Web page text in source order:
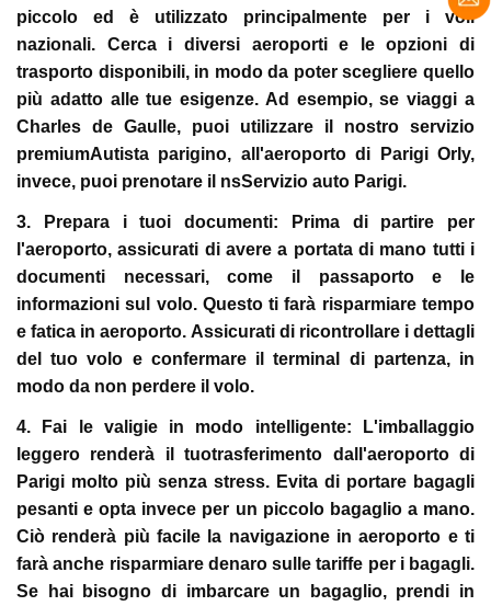
piccolo ed è utilizzato principalmente per i voli
nazionali. Cerca i diversi aeroporti e le opzioni di
trasporto disponibili, in modo da poter scegliere quello
più adatto alle tue esigenze. Ad esempio, se viaggi a
Charles de Gaulle, puoi utilizzare il nostro servizio
premiumAutista parigino, all'aeroporto di Parigi Orly,
invece, puoi prenotare il nsServizio auto Parigi.
3. Prepara i tuoi documenti: Prima di partire per
l'aeroporto, assicurati di avere a portata di mano tutti i
documenti necessari, come il passaporto e le
informazioni sul volo. Questo ti farà risparmiare tempo
e fatica in aeroporto. Assicurati di ricontrollare i dettagli
del tuo volo e confermare il terminal di partenza, in
modo da non perdere il volo.
4. Fai le valigie in modo intelligente:
L'imballaggio
leggero renderà il tuotrasferimento dall'aeroporto di
Parigi molto più senza stress. Evita di portare bagagli
pesanti e opta invece per un piccolo bagaglio a mano.
Ciò renderà più facile la navigazione in aeroporto e ti
farà anche risparmiare denaro sulle tariffe per i bagagli.
Se hai bisogno di imbarcare un bagaglio, prendi in